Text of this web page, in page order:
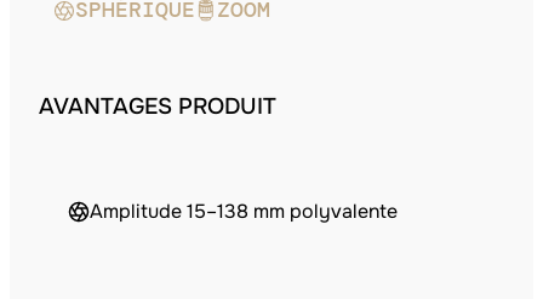
SPHÉRIQUE
ZOOM
AVANTAGES PRODUIT
Amplitude 15–138 mm polyvalente